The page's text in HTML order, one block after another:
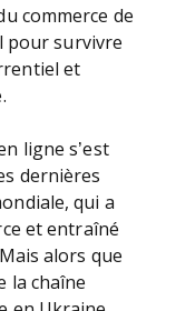
commerce de
pour survivre
et
ligne s’est
dernières
qui a
et entraîné
alors que
la chaîne